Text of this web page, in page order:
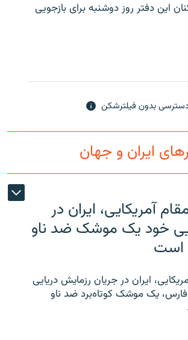
این دفتر روز دوشنبه برای بازجویی
بدون فیلترشکن
ایران و جهان
آمریکایی، ایران در
خود یک موشک ضد ناو
است
ایران در جریان رزمایش دریایی
یک موشک کوتاه‌برد ضد ناو